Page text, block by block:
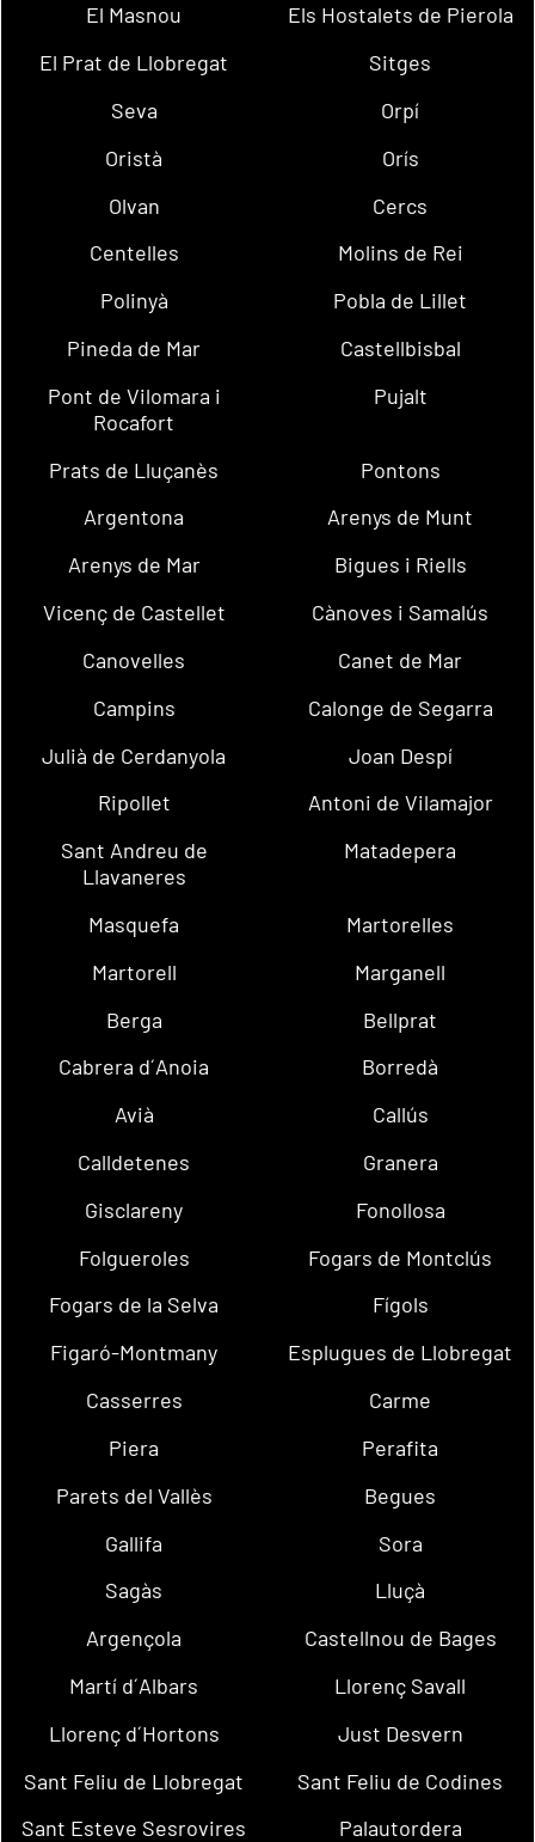
El Masnou
Els Hostalets de Pierola
El Prat de Llobregat
Sitges
Seva
Orpí
Oristà
Orís
Olvan
Cercs
Centelles
Molins de Rei
Polinyà
Pobla de Lillet
Pineda de Mar
Castellbisbal
Pont de Vilomara i
Rocafort
Pujalt
Prats de Lluçanès
Pontons
Argentona
Arenys de Munt
Arenys de Mar
Bigues i Riells
Vicenç de Castellet
Cànoves i Samalús
Canovelles
Canet de Mar
Campins
Calonge de Segarra
Julià de Cerdanyola
Joan Despí
Ripollet
Antoni de Vilamajor
Sant Andreu de
Llavaneres
Matadepera
Masquefa
Martorelles
Martorell
Marganell
Berga
Bellprat
Cabrera d´Anoia
Borredà
Avià
Callús
Calldetenes
Granera
Gisclareny
Fonollosa
Folgueroles
Fogars de Montclús
Fogars de la Selva
Fígols
Figaró-Montmany
Esplugues de Llobregat
Casserres
Carme
Piera
Perafita
Parets del Vallès
Begues
Gallifa
Sora
Sagàs
Lluçà
Argençola
Castellnou de Bages
Martí d´Albars
Llorenç Savall
Llorenç d´Hortons
Just Desvern
Sant Feliu de Llobregat
Sant Feliu de Codines
Sant Esteve Sesrovires
Palautordera